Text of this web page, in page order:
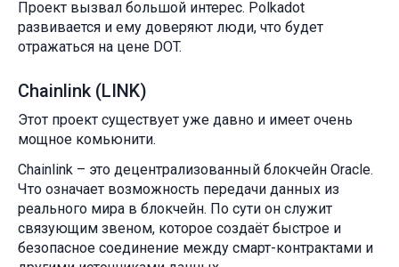
Проект вызвал большой интерес. Polkadot
развивается и ему доверяют люди, что будет
отражаться на цене DOT.
Chainlink (LINK)
Этот проект существует уже давно и имеет очень
мощное комьюнити.
Chainlink – это децентрализованный блокчейн Oracle.
Что означает возможность передачи данных из
реального мира в блокчейн. По сути он служит
связующим звеном, которое создаёт быстрое и
безопасное соединение между смарт-контрактами и